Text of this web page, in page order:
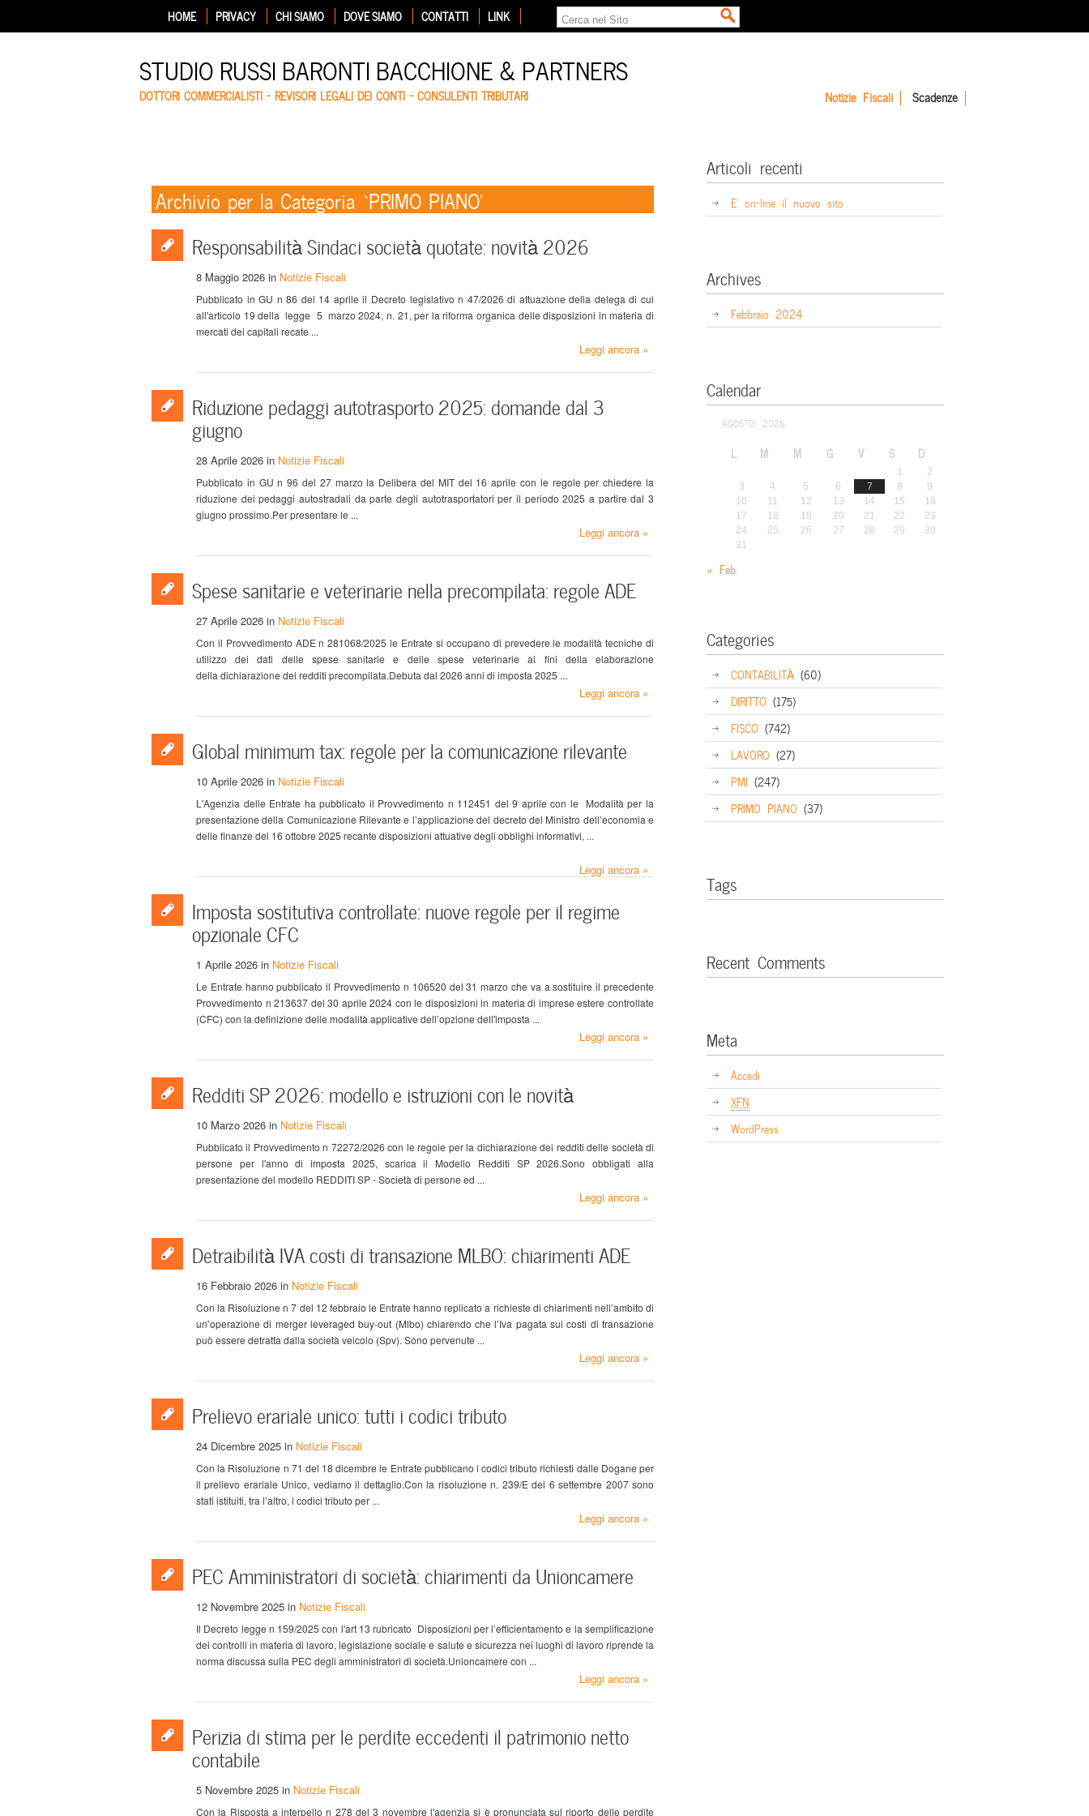
HOME PRIVACY CHI SIAMO DOVE SIAMO CONTATTI LINK
STUDIO RUSSI BARONTI BACCHIONE & PARTNERS
DOTTORI COMMERCIALISTI – REVISORI LEGALI DEI CONTI – CONSULENTI TRIBUTARI Notizie Fiscali Scadenze
Archivio per la Categoria ‘PRIMO PIANO’
Responsabilità Sindaci società quotate: novità 2026
8 Maggio 2026 in Notizie Fiscali
Pubblicato in GU n 86 del 14 aprile il Decreto legislativo n 47/2026 di attuazione della delega di cui
all'articolo 19 della legge 5 marzo 2024, n. 21, per la riforma organica delle disposizioni in materia di
mercati dei capitali recate ...
Leggi ancora »
Riduzione pedaggi autotrasporto 2025: domande dal 3
giugno
28 Aprile 2026 in Notizie Fiscali
Pubblicato in GU n 96 del 27 marzo la Delibera del MIT del 16 aprile con le regole per chiedere la
riduzione dei pedaggi autostradali da parte degli autotrasportatori per il periodo 2025 a partire dal 3
giugno prossimo.Per presentare le ...
Leggi ancora »
Spese sanitarie e veterinarie nella precompilata: regole ADE
27 Aprile 2026 in Notizie Fiscali
Con il Provvedimento ADE n 281068/2025 le Entrate si occupano di prevedere le modalità tecniche di
utilizzo dei dati delle spese sanitarie e delle spese veterinarie ai fini della elaborazione
della dichiarazione dei redditi precompilata.Debuta dal 2026 anni di imposta 2025 ...
Leggi ancora »
Global minimum tax: regole per la comunicazione rilevante
10 Aprile 2026 in Notizie Fiscali
L'Agenzia delle Entrate ha pubblicato il Provvedimento n 112451 del 9 aprile con le Modalità per la
presentazione della Comunicazione Rilevante e l’applicazione del decreto del Ministro dell’economia e
delle finanze del 16 ottobre 2025 recante disposizioni attuative degli obblighi informativi, ...
Leggi ancora »
Imposta sostitutiva controllate: nuove regole per il regime
opzionale CFC
1 Aprile 2026 in Notizie Fiscali
Le Entrate hanno pubblicato il Provvedimento n 106520 del 31 marzo che va a sostituire il precedente
Provvedimento n 213637 del 30 aprile 2024 con le disposizioni in materia di imprese estere controllate
(CFC) con la definizione delle modalità applicative dell’opzione dell'imposta ...
Leggi ancora »
Redditi SP 2026: modello e istruzioni con le novità
10 Marzo 2026 in Notizie Fiscali
Pubblicato il Provvedimento n 72272/2026 con le regole per la dichiarazione dei redditi delle società di
persone per l'anno di imposta 2025, scarica il Modello Redditi SP 2026.Sono obbligati alla
presentazione del modello REDDITI SP - Società di persone ed ...
Leggi ancora »
Detraibilità IVA costi di transazione MLBO: chiarimenti ADE
16 Febbraio 2026 in Notizie Fiscali
Con la Risoluzione n 7 del 12 febbraio le Entrate hanno replicato a richieste di chiarimenti nell’ambito di
un’operazione di merger leveraged buy‑out (Mlbo) chiarendo che l’Iva pagata sui costi di transazione
può essere detratta dalla società veicolo (Spv). Sono pervenute ...
Leggi ancora »
Prelievo erariale unico: tutti i codici tributo
24 Dicembre 2025 in Notizie Fiscali
Con la Risoluzione n 71 del 18 dicembre le Entrate pubblicano i codici tributo richiesti dalle Dogane per
il prelievo erariale Unico, vediamo il dettaglio.Con la risoluzione n. 239/E del 6 settembre 2007 sono
stati istituiti, tra l’altro, i codici tributo per ...
Leggi ancora »
PEC Amministratori di società: chiarimenti da Unioncamere
12 Novembre 2025 in Notizie Fiscali
Il Decreto legge n 159/2025 con l'art 13 rubricato Disposizioni per l’efficientamento e la semplificazione
dei controlli in materia di lavoro, legislazione sociale e salute e sicurezza nei luoghi di lavoro riprende la
norma discussa sulla PEC degli amministratori di società.Unioncamere con ...
Leggi ancora »
Perizia di stima per le perdite eccedenti il patrimonio netto
contabile
5 Novembre 2025 in Notizie Fiscali
Con la Risposta a interpello n 278 del 3 novembre l'agenzia si è pronunciata sul riporto delle perdite
Articoli recenti
E’ on-line il nuovo sito
Archives
Febbraio 2024
Calendar
AGOSTO: 2026
L M M G V S D
1
2
3
4 5 6 7 8
9
10
11 12 13 14 15
16
17
18 19 20 21 22
23
24
25 26 27 28 29
30
31
« Feb
Categories
CONTABILITÀ (60)
DIRITTO (175)
FISCO (742)
LAVORO (27)
PMI (247)
PRIMO PIANO (37)
Tags
Recent Comments
Meta
Accedi
XFN
WordPress